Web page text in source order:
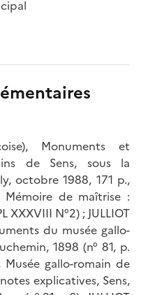
Monuments et
de Sens, sous la
octobre 1988, 171 p.,
de maîtrise :
XXXVIII N°2) ; JULLIOT
du musée gallo-
1898 (n° 81, p.
Musée gallo-romain de
explicatives, Sens,